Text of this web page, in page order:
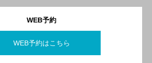
WEB予約
WEB予約はこちら